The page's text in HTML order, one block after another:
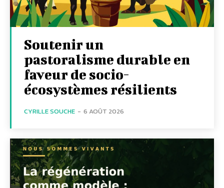
Soutenir un
pastoralisme durable en
faveur de socio-
écosystèmes résilients
CYRILLE SOUCHE - 6 AOÛT 2026